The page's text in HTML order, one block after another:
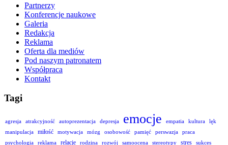
Partnerzy
Konferencje naukowe
Galeria
Redakcja
Reklama
Oferta dla mediów
Pod naszym patronatem
Współpraca
Kontakt
Tagi
agresja atrakcyjność autoprezentacja depresja emocje empatia kultura
lęk
manipulacja
miłość motywacja mózg osobowość pamięć perswazja
praca
psychologia
reklama relacje rodzina rozwój samoocena stereotypy stres sukces